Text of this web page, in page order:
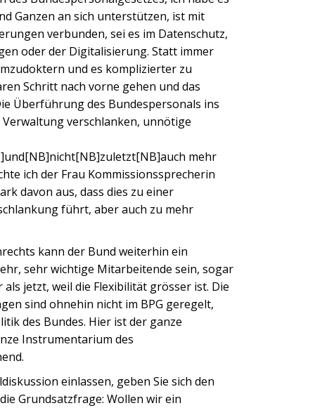
Ganzen an sich unterstützen, ist mit
verbunden, sei es im Datenschutz,
oder der Digitalisierung. Statt immer
und es komplizierter zu
Schritt nach vorne gehen und das
Überführung des Bundespersonals ins
verschlanken, unnötige
mehr
ich der Frau Kommissionssprecherin
davon aus, dass dies zu einer
führt, aber auch zu mehr
kann der Bund weiterhin ein
sehr wichtige Mitarbeitende sein, sogar
jetzt, weil die Flexibilität grösser ist. Die
sind ohnehin nicht im BPG geregelt,
des Bundes. Hier ist der ganze
Instrumentarium des
einlassen, geben Sie sich den
Grundsatzfrage: Wollen wir ein